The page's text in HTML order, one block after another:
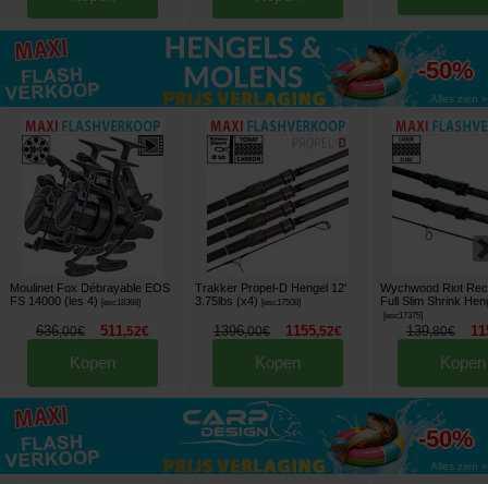
tot
-50%
Alles zien »
Moulinet Fox Débrayable EOS
FS 14000 (les 4)
[esc18368]
636,00€ 511,52€
Kopen
Trakker Propel-D Hengel 12'
3.75lbs (x4)
[esc17508]
1396,00€ 1155,52€
Kopen
Wychwood Riot
Full Slim Shrink
[esc17375]
139,80€
Kopen
tot
-50%
Alles zien »